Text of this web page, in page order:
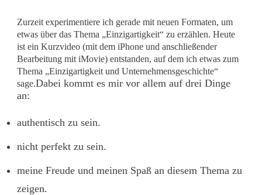
Zurzeit experimentiere ich gerade mit neuen Formaten, um
etwas über das Thema „Einzigartigkeit“ zu erzählen. Heute
ist ein Kurzvideo (mit dem iPhone und anschließender
Bearbeitung mit iMovie) entstanden, auf dem ich etwas zum
Thema „Einzigartigkeit und Unternehmensgeschichte“
sage.Dabei kommt es mir vor allem auf drei Dinge
an:
authentisch zu sein.
nicht perfekt zu sein.
meine Freude und meinen Spaß an diesem Thema zu
zeigen.